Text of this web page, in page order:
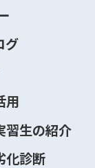
グ
用
習生の紹介
化診断